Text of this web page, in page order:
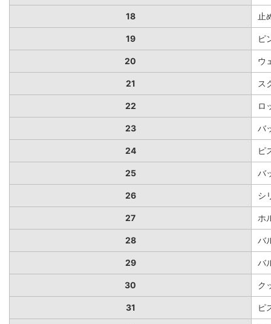
18 止
19 ピ
20 ウ
21 ス
22 ロ
23 バ
24 ピ
25 バ
26 シ
27 ホ
28 バ
29 バ
30 ク
31 ピ